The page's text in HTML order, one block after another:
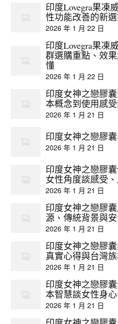
印度Lovegra果凍
性功能改善的新
2026 年 1 月 22 日
印度Lovegra果凍
群選購重點、效
懂
2026 年 1 月 22 日
印度女神之戀膠
本概念到使用感
2026 年 1 月 21 日
印度女神之戀膠
2026 年 1 月 21 日
印度女神之戀膠
女性角度談感受
2026 年 1 月 21 日
印度女神之戀膠
源、傳統背景與
2026 年 1 月 21 日
印度女神之戀膠
真實心得與台灣
2026 年 1 月 21 日
印度女神之戀膠
本智慧談女性身
2026 年 1 月 21 日